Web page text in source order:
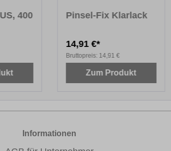
400
Pinsel-Fix Klarlack
14,91 €*
Bruttopreis: 14,91 €
Zum Produkt
Informationen